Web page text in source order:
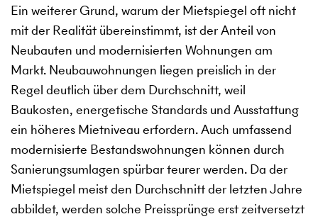
Ein weiterer Grund, warum der Mietspiegel oft nicht
mit der Realität übereinstimmt, ist der Anteil von
Neubauten und modernisierten Wohnungen am
Markt. Neubauwohnungen liegen preislich in der
Regel deutlich über dem Durchschnitt, weil
Baukosten, energetische Standards und Ausstattung
ein höheres Mietniveau erfordern. Auch umfassend
modernisierte Bestandswohnungen können durch
Sanierungsumlagen spürbar teurer werden. Da der
Mietspiegel meist den Durchschnitt der letzten Jahre
abbildet, werden solche Preissprünge erst zeitversetzt